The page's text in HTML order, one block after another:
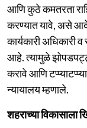
आणि कुठे कमतरता
करण्यात यावे, असे
कार्यकारी अधिकारी
आहे. त्यामुळे
करावे आणि
न्यायालय म्हणाले.
शहराच्या विकासाला